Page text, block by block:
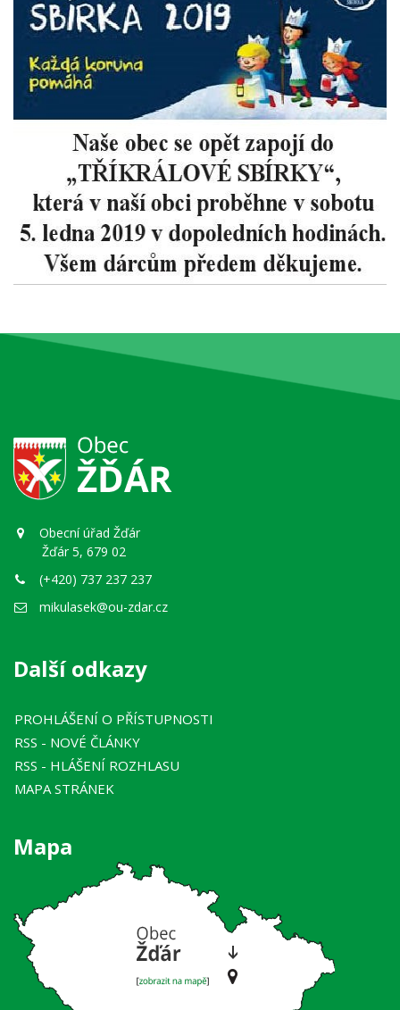
Obecní úřad Žďár
Žďár 5, 679 02
(+420) 737 237 237
mikulasek@ou-zdar.cz
Další odkazy
PROHLÁŠENÍ O PŘÍSTUPNOSTI
RSS - NOVÉ ČLÁNKY
RSS - HLÁŠENÍ ROZHLASU
MAPA STRÁNEK
Mapa